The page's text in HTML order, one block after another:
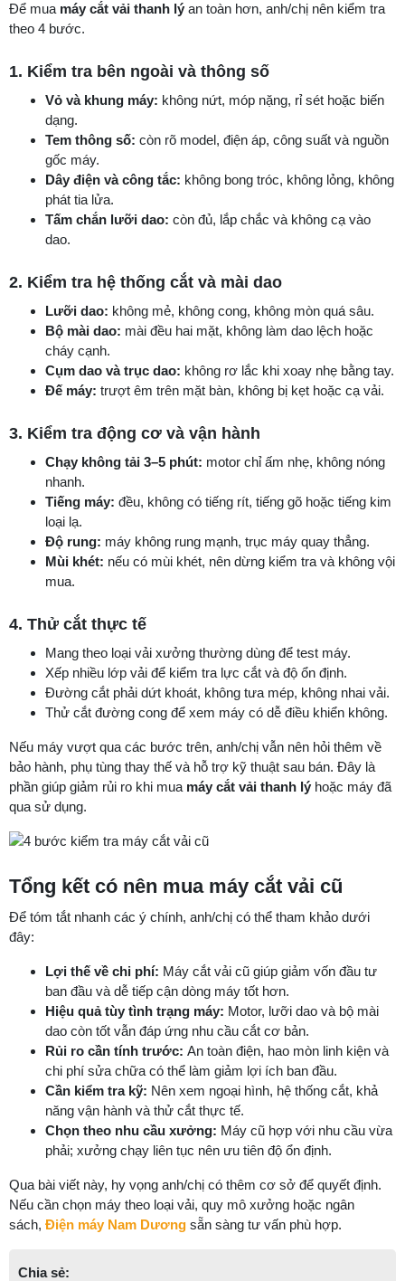
Để mua máy cắt vải thanh lý an toàn hơn, anh/chị nên kiểm tra
theo 4 bước.
1. Kiểm tra bên ngoài và thông số
Vỏ và khung máy: không nứt, móp nặng, rỉ sét hoặc biến
dạng.
Tem thông số: còn rõ model, điện áp, công suất và nguồn
gốc máy.
Dây điện và công tắc: không bong tróc, không lỏng, không
phát tia lửa.
Tấm chắn lưỡi dao: còn đủ, lắp chắc và không cạ vào
dao.
2. Kiểm tra hệ thống cắt và mài dao
Lưỡi dao: không mẻ, không cong, không mòn quá sâu.
Bộ mài dao: mài đều hai mặt, không làm dao lệch hoặc
cháy cạnh.
Cụm dao và trục dao: không rơ lắc khi xoay nhẹ bằng tay.
Đế máy: trượt êm trên mặt bàn, không bị kẹt hoặc cạ vải.
3. Kiểm tra động cơ và vận hành
Chạy không tải 3–5 phút: motor chỉ ấm nhẹ, không nóng
nhanh.
Tiếng máy: đều, không có tiếng rít, tiếng gõ hoặc tiếng kim
loại lạ.
Độ rung: máy không rung mạnh, trục máy quay thẳng.
Mùi khét: nếu có mùi khét, nên dừng kiểm tra và không vội
mua.
4. Thử cắt thực tế
Mang theo loại vải xưởng thường dùng để test máy.
Xếp nhiều lớp vải để kiểm tra lực cắt và độ ổn định.
Đường cắt phải dứt khoát, không tưa mép, không nhai vải.
Thử cắt đường cong để xem máy có dễ điều khiển không.
Nếu máy vượt qua các bước trên, anh/chị vẫn nên hỏi thêm về
bảo hành, phụ tùng thay thế và hỗ trợ kỹ thuật sau bán. Đây là
phần giúp giảm rủi ro khi mua máy cắt vải thanh lý hoặc máy đã
qua sử dụng.
Tổng kết có nên mua máy cắt vải cũ
Để tóm tắt nhanh các ý chính, anh/chị có thể tham khảo dưới
đây:
Lợi thế về chi phí: Máy cắt vải cũ giúp giảm vốn đầu tư
ban đầu và dễ tiếp cận dòng máy tốt hơn.
Hiệu quả tùy tình trạng máy: Motor, lưỡi dao và bộ mài
dao còn tốt vẫn đáp ứng nhu cầu cắt cơ bản.
Rủi ro cần tính trước: An toàn điện, hao mòn linh kiện và
chi phí sửa chữa có thể làm giảm lợi ích ban đầu.
Cần kiểm tra kỹ: Nên xem ngoại hình, hệ thống cắt, khả
năng vận hành và thử cắt thực tế.
Chọn theo nhu cầu xưởng: Máy cũ hợp với nhu cầu vừa
phải; xưởng chạy liên tục nên ưu tiên độ ổn định.
Qua bài viết này, hy vọng anh/chị có thêm cơ sở để quyết định.
Nếu cần chọn máy theo loại vải, quy mô xưởng hoặc ngân
sách, Điện máy Nam Dương sẵn sàng tư vấn phù hợp.
Chia sẻ: